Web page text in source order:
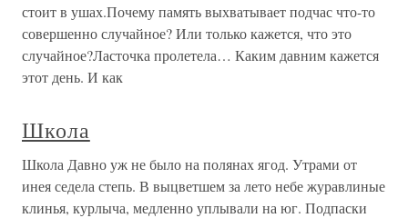
стоит в ушах.Почему память выхватывает подчас что-то
совершенно случайное? Или только кажется, что это
случайное?Ласточка пролетела… Каким давним кажется
этот день. И как
Школа
Школа Давно уж не было на полянах ягод. Утрами от
инея седела степь. В выцветшем за лето небе журавлиные
клинья, курлыча, медленно уплывали на юг. Подпаски